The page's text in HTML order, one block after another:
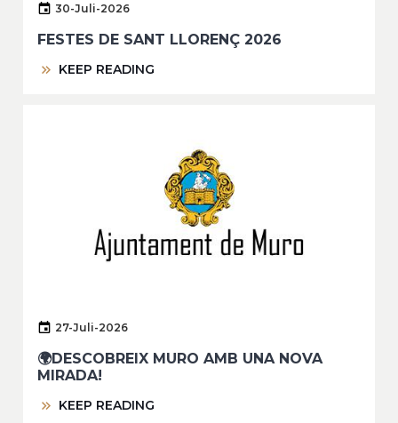
30-Juli-2026
FESTES DE SANT LLORENÇ 2026
KEEP READING
27-Juli-2026
🌍DESCOBREIX MURO AMB UNA NOVA
MIRADA!
KEEP READING